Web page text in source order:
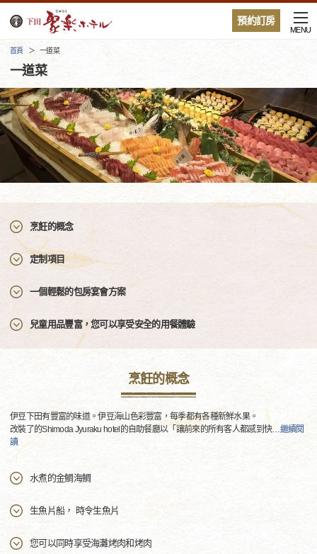
預約訂房
MENU
首頁 一道菜
一道菜
烹飪的概念
定制項目
一個輕鬆的包房宴會方案
兒童用品豐富，您可以享受安全的用餐體驗
烹飪的概念
伊豆下田有豐富的味道。伊豆海山色彩豐富，每季都有各種新鮮水果。
改裝了的Shimoda Jyuraku hotel的自助餐廳以「讓前來的所有客人都感到快…繼續閱
讀
水煮的金鯛海鯛
生魚片船， 時令生魚片
您可以同時享受海灘烤肉和烤肉